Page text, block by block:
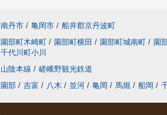
南丹市 / 亀岡市 / 船井郡京丹波町
園部町木崎町 / 園部町横田 / 園部町城南町 / 園
千代川町小川
山陰本線 / 嵯峨野観光鉄道
園部 / 吉富 / 八木 / 並河 / 亀岡 / 馬堀 / 船岡 /